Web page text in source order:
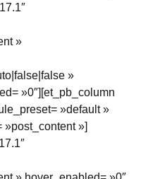
»
»
»0″][et_pb_column
»default »
»post_content »]